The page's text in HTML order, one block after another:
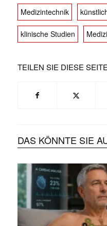
Medizintechnik
klinische Studien
TEILEN SIE DIESE
DAS KÖNNTE SIE